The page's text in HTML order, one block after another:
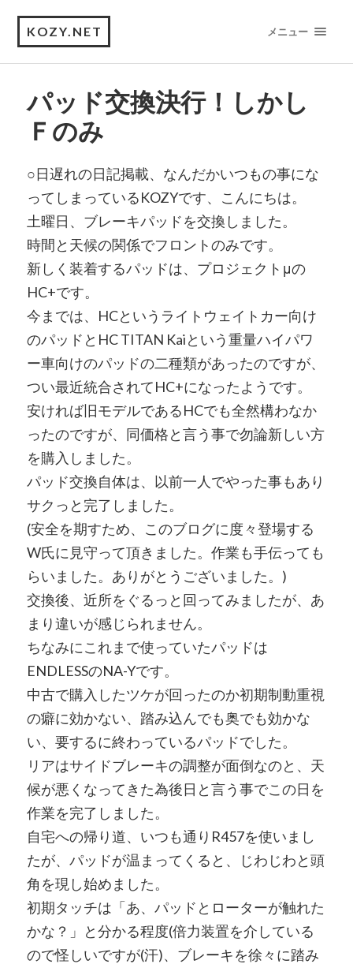
KOZY.NET メニュー
パッド交換決行！しかし
Ｆのみ
○日遅れの日記掲載、なんだかいつもの事にな
ってしまっているKOZYです、こんにちは。
土曜日、ブレーキパッドを交換しました。
時間と天候の関係でフロントのみです。
新しく装着するパッドは、プロジェクトμの
HC+です。
今までは、HCというライトウェイトカー向け
のパッドとHC TITAN Kaiという重量ハイパワ
ー車向けのパッドの二種類があったのですが、
つい最近統合されてHC+になったようです。
安ければ旧モデルであるHCでも全然構わなか
ったのですが、同価格と言う事で勿論新しい方
を購入しました。
パッド交換自体は、以前一人でやった事もあり
サクっと完了しました。
(安全を期すため、このブログに度々登場する
W氏に見守って頂きました。作業も手伝っても
らいました。ありがとうございました。)
交換後、近所をぐるっと回ってみましたが、あ
まり違いが感じられません。
ちなみにこれまで使っていたパッドは
ENDLESSのNA-Yです。
中古で購入したツケが回ったのか初期制動重視
の癖に効かない、踏み込んでも奥でも効かな
い、要するに終わっているパッドでした。
リアはサイドブレーキの調整が面倒なのと、天
候が悪くなってきた為後日と言う事でこの日を
作業を完了しました。
自宅への帰り道、いつも通りR457を使いまし
たが、パッドが温まってくると、じわじわと頭
角を現し始めました。
初期タッチは「あ、パッドとローターが触れた
かな？」と分かる程度(倍力装置を介している
ので怪しいですが(汗)、ブレーキを徐々に踏み